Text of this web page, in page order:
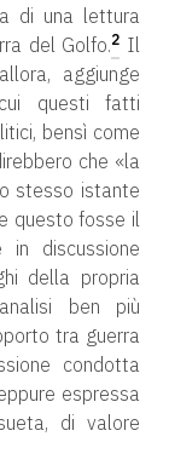
di una lettura
del Golfo.2 Il
aggiunge
questi fatti
bensì come
che «la
stesso istante
questo fosse il
discussione
della propria
ben più
tra guerra
condotta
espressa
di valore